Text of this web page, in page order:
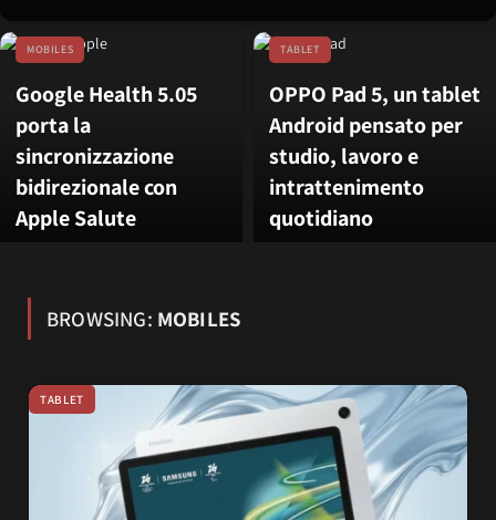
MOBILES
Google Health 5.05
porta la
sincronizzazione
bidirezionale con
Apple Salute
TABLET
OPPO Pad 5, un tablet
Android pensato per
studio, lavoro e
intrattenimento
quotidiano
BROWSING: MOBILES
TABLET